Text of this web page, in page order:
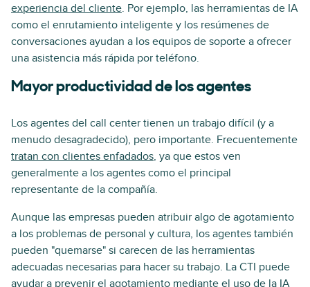
experiencia del cliente. Por ejemplo, las herramientas de IA
como el enrutamiento inteligente y los resúmenes de
conversaciones ayudan a los equipos de soporte a ofrecer
una asistencia más rápida por teléfono.
Mayor productividad de los agentes
Los agentes del call center tienen un trabajo difícil (y a
menudo desagradecido), pero importante. Frecuentemente
tratan con clientes enfadados, ya que estos ven
generalmente a los agentes como el principal
representante de la compañía.
Aunque las empresas pueden atribuir algo de agotamiento
a los problemas de personal y cultura, los agentes también
pueden "quemarse" si carecen de las herramientas
adecuadas necesarias para hacer su trabajo. La CTI puede
ayudar a prevenir el agotamiento mediante el uso de la IA